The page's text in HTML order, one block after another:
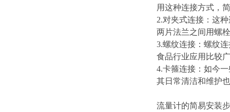
用这种连接方式，
2.对夹式连接：这
两片法兰之间用螺
3.螺纹连接：螺纹
食品行业应用比较
4.卡箍连接：如今
其日常清洁和维护
流量计的简易安装